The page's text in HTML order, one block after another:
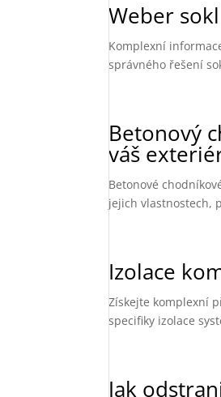
Weber
Komplexní
správného řešení
Betonový
váš
Betonové
jejich vlastnostech,
Izolace
Získejte komplexní
specifiky izolace
Jak